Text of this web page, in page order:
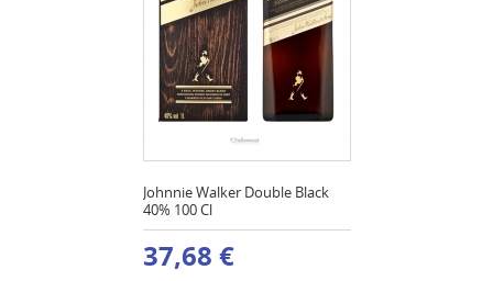
Johnnie Walker Double Black
40% 100 Cl
37,68 €